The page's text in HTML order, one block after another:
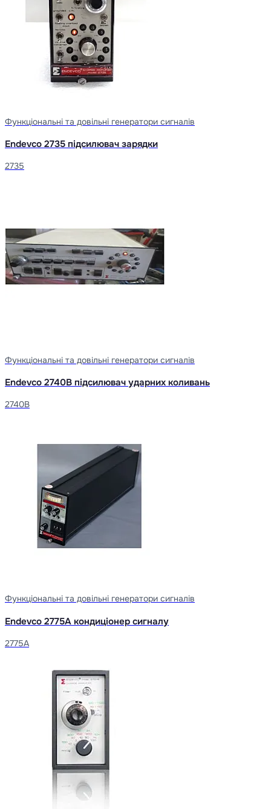
Функціональні та довільні генератори сигналів
Endevco 2735 підсилювач зарядки
2735
Функціональні та довільні генератори сигналів
Endevco 2740B підсилювач ударних коливань
2740B
Функціональні та довільні генератори сигналів
Endevco 2775A кондиціонер сигналу
2775A